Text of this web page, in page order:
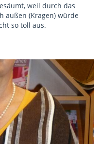
weil durch das
außen (Kragen) würde
so toll aus.